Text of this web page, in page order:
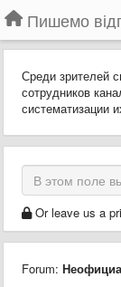
Среди зрителей
сотрудников
систематизации
Or leave us a
Forum: